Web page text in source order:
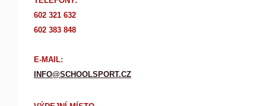
602 321 632
602 383 848
E-MAIL:
INFO@SCHOOLSPORT.CZ